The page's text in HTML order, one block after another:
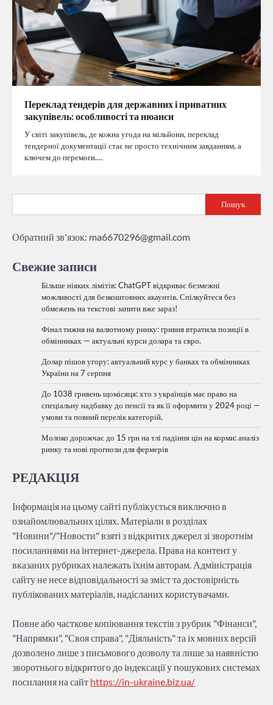
Переклад тендерів для державних і приватних
закупівель: особливості та нюанси
У світі закупівель, де кожна угода на мільйони, переклад
тендерної документації стає не просто технічним завданням, а
ключем до перемоги.…
Пошук
Обратний зв'язок: ma6670296@gmail.com
Свежие записи
Більше ніяких лімітів: ChatGPT відкриває безмежні
можливості для безкоштовних акаунтів. Спілкуйтеся без
обмежень на текстові запити вже зараз!
Фінал тижня на валютному ринку: гривня втратила позиції в
обмінниках — актуальні курси долара та євро.
Долар пішов угору: актуальний курс у банках та обмінниках
України на 7 серпня
До 1038 гривень щомісяця: хто з українців має право на
спеціальну надбавку до пенсії та як її оформити у 2024 році —
умови та повний перелік категорій.
Молоко дорожчає до 15 грн на тлі падіння цін на корми: аналіз
ринку та нові прогнози для фермерів
РЕДАКЦІЯ
Інформація на цьому сайті публікується виключно в
ознайомлювальних цілях. Матеріали в розділах
"Новини"/"Новости" взяті з відкритих джерел зі зворотнім
посиланнями на інтернет-джерела. Права на контент у
вказаних рубриках належать їхнім авторам. Адміністрація
сайту не несе відповідальності за зміст та достовірність
публікованих матеріалів, надісланих користувачами.
Повне або часткове копіювання текстів з рубрик "Фінанси",
"Напрямки", "Своя справа", "Діяльність" та іх мовних версій
дозволено лише з письмового дозволу та лише за наявністю
зворотнього відкритого до індексації у пошукових системах
посилання на сайт https://in-ukraine.biz.ua/